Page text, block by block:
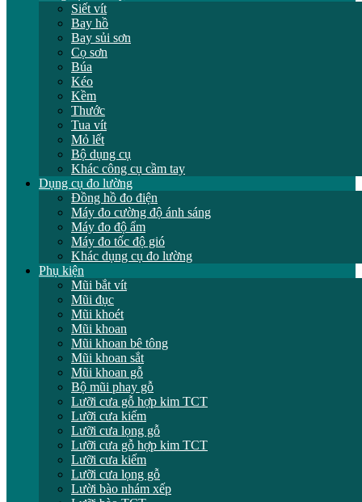
Siết vít
Bay hồ
Bay sủi sơn
Cọ sơn
Búa
Kéo
Kềm
Thước
Tua vít
Mỏ lết
Bộ dụng cụ
Khác công cụ cầm tay
Dụng cụ đo lường
Đồng hồ đo điện
Máy đo cường độ ánh sáng
Máy đo độ ẩm
Máy đo tốc độ gió
Khác dụng cụ đo lường
Phụ kiện
Mũi bắt vít
Mũi đục
Mũi khoét
Mũi khoan
Mũi khoan bê tông
Mũi khoan sắt
Mũi khoan gỗ
Bộ mũi phay gỗ
Lưỡi cưa gỗ hợp kim TCT
Lưỡi cưa kiếm
Lưỡi cưa lọng gỗ
Lưỡi cưa gỗ hợp kim TCT
Lưỡi cưa kiếm
Lưỡi cưa lọng gỗ
Lười bào nhám xếp